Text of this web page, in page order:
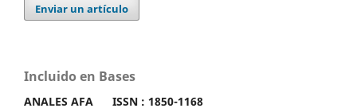
Enviar un artículo
Incluido en Bases
ANALES AFA ISSN : 1850-1168